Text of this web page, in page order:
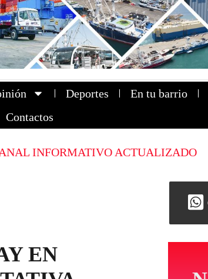
Deportes En tu barrio
Contactos
INFORMATIVO ACTUALIZADO
EN